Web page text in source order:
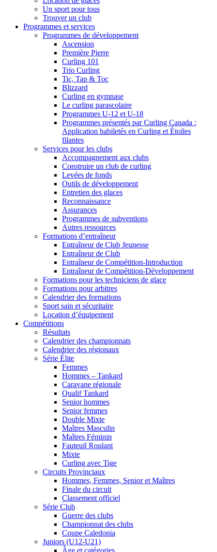
Un sport pour tous
Trouver un club
Programmes et services
Programmes de développement
Ascension
Première Pierre
Curling 101
Trio Curling
Tic, Tap & Toc
Blizzard
Curling en gymnase
Le curling parascolaire
Programmes U-12 et U-18
Programmes présentés par Curling Canada :
Application habiletés en Curling et Étoiles
filantes
Services pour les clubs
Accompagnement aux clubs
Construire un club de curling
Levées de fonds
Outils de développement
Entretien des glaces
Reconnaissance
Assurances
Programmes de subventions
Autres ressources
Formations d’entraîneur
Entraîneur de Club Jeunesse
Entraîneur de Club
Entraîneur de Compétition-Introduction
Entraîneur de Compétition-Développement
Formations pour les techniciens de glace
Formations pour arbitres
Calendrier des formations
Sport sain et sécuritaire
Location d’équipement
Compétitions
Résultats
Calendrier des championnats
Calendrier des régionaux
Série Élite
Femmes
Hommes – Tankard
Caravane régionale
Qualif Tankard
Senior hommes
Senior femmes
Double Mixte
Maîtres Masculin
Maîtres Féminin
Fauteuil Roulant
Mixte
Curling avec Tige
Circuits Provinciaux
Hommes, Femmes, Senior et Maîtres
Finale du circuit
Classement officiel
Série Club
Guerre des clubs
Championnat des clubs
Coupe Caledonia
Juniors (U12-U21)
Âge et catégories